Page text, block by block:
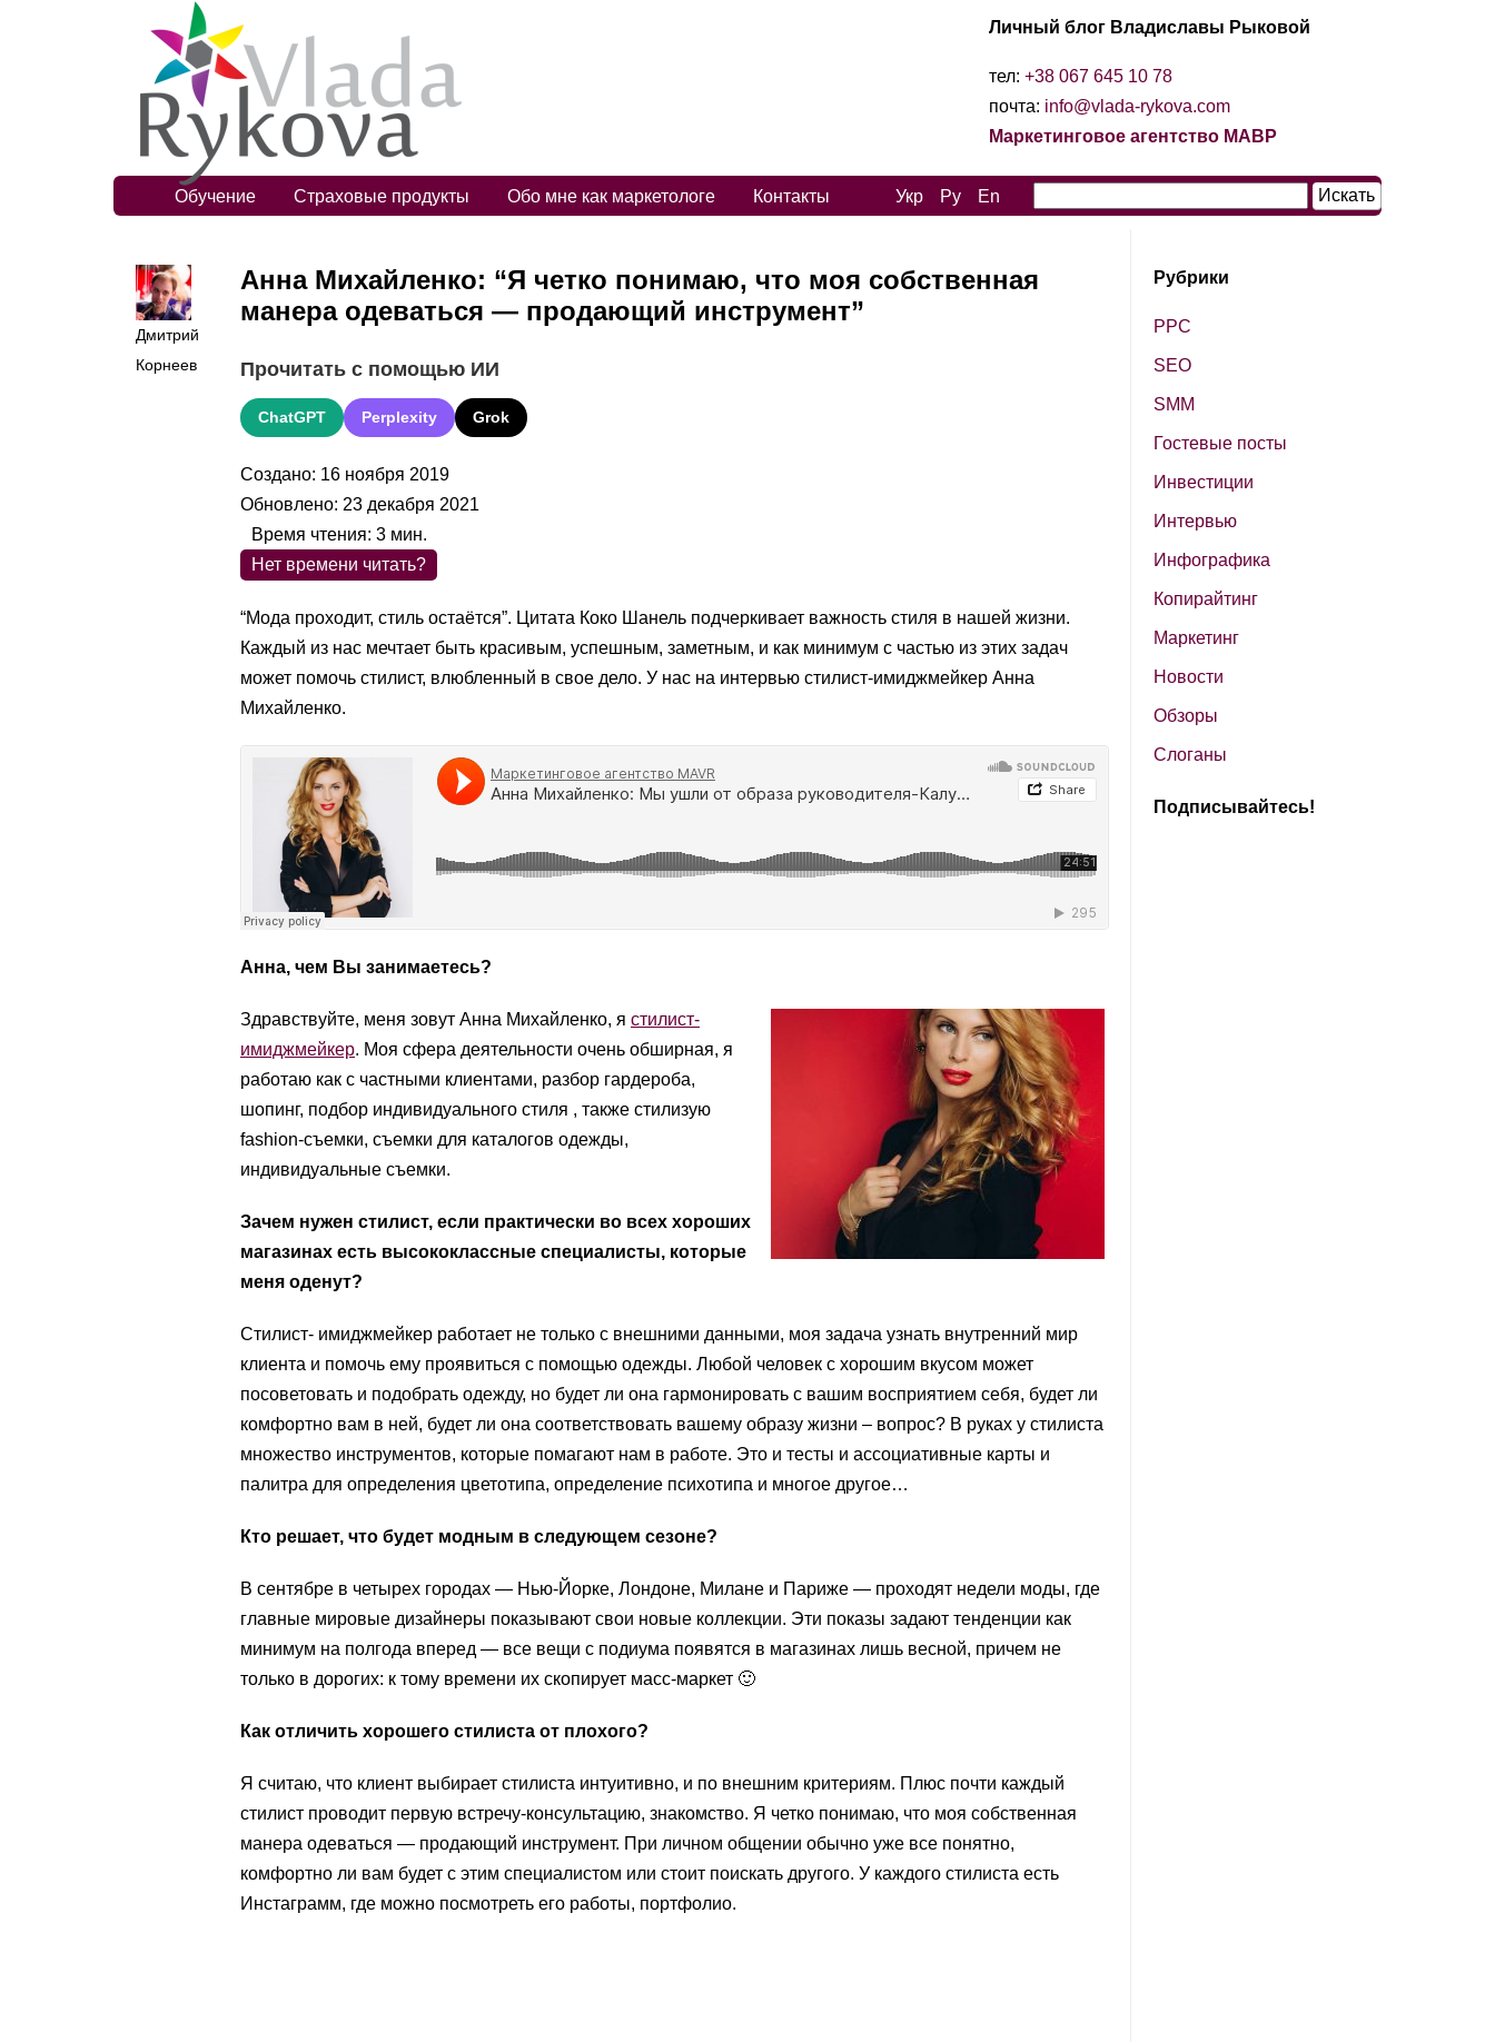
Личный блог Владиславы Рыковой
тел: +38 067 645 10 78
почта: info@vlada-rykova.com
Маркетинговое агентство МАВР
Обучение Страховые продукты Обо мне как маркетологе Контакты Укр Ру En
Дмитрий
Корнеев
Анна Михайленко: “Я четко понимаю, что моя собственная
манера одеваться — продающий инструмент”
Прочитать с помощью ИИ
ChatGPT Perplexity Grok
Создано: 16 ноября 2019
Обновлено: 23 декабря 2021
Нет времени читать?
Время чтения: 3 мин.
“Мода проходит, стиль остаётся”. Цитата Коко Шанель подчеркивает важность стиля в нашей жизни.
Каждый из нас мечтает быть красивым, успешным, заметным, и как минимум с частью из этих задач
может помочь стилист, влюбленный в свое дело. У нас на интервью стилист-имиджмейкер Анна
Михайленко.
Анна, чем Вы занимаетесь?
Здравствуйте, меня зовут Анна Михайленко, я стилист-
имиджмейкер. Моя сфера деятельности очень обширная, я
работаю как с частными клиентами, разбор гардероба,
шопинг, подбор индивидуального стиля , также стилизую
fashion-съемки, съемки для каталогов одежды,
индивидуальные съемки.
Зачем нужен стилист, если практически во всех хороших
магазинах есть высококлассные специалисты, которые
меня оденут?
Стилист- имиджмейкер работает не только с внешними данными, моя задача узнать внутренний мир
клиента и помочь ему проявиться с помощью одежды. Любой человек с хорошим вкусом может
посоветовать и подобрать одежду, но будет ли она гармонировать с вашим восприятием себя, будет ли
комфортно вам в ней, будет ли она соответствовать вашему образу жизни – вопрос? В руках у стилиста
множество инструментов, которые помагают нам в работе. Это и тесты и ассоциативные карты и
палитра для определения цветотипа, определение психотипа и многое другое…
Кто решает, что будет модным в следующем сезоне?
В сентябре в четырех городах — Нью-Йорке, Лондоне, Милане и Париже — проходят недели моды, где
главные мировые дизайнеры показывают свои новые коллекции. Эти показы задают тенденции как
минимум на полгода вперед — все вещи с подиума появятся в магазинах лишь весной, причем не
только в дорогих: к тому времени их скопирует масс-маркет 🙂
Как отличить хорошего стилиста от плохого?
Я считаю, что клиент выбирает стилиста интуитивно, и по внешним критериям. Плюс почти каждый
стилист проводит первую встречу-консультацию, знакомство. Я четко понимаю, что моя собственная
манера одеваться — продающий инструмент. При личном общении обычно уже все понятно,
комфортно ли вам будет с этим специалистом или стоит поискать другого. У каждого стилиста есть
Инстаграмм, где можно посмотреть его работы, портфолио.
Рубрики
PPC
SЕО
SМM
Гостевые посты
Инвестиции
Интервью
Инфографика
Копирайтинг
Маркетинг
Новости
Обзоры
Слоганы
Подписывайтесь!